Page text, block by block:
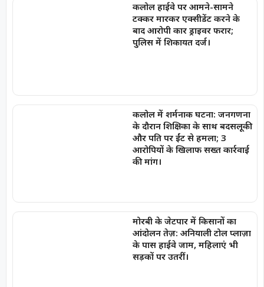
कलोल हाईवे पर आमने-सामने
टक्कर मारकर एक्सीडेंट करने के
बाद आरोपी कार ड्राइवर फरार;
पुलिस में शिकायत दर्ज।
कलोल में शर्मनाक घटना: जनगणना
के दौरान शिक्षिका के साथ बदसलूकी
और पति पर ईंट से हमला; 3
आरोपियों के खिलाफ सख्त कार्रवाई
की मांग।
मोरबी के जेटपार में किसानों का
आंदोलन तेज़: अनियाली टोल प्लाज़ा
के पास हाईवे जाम, महिलाएं भी
सड़कों पर उतरीं।